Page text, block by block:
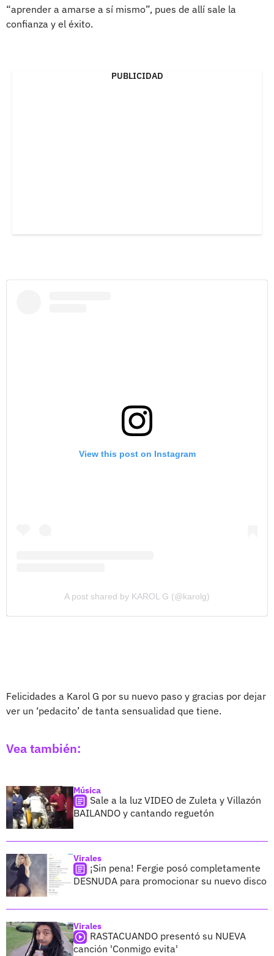
“aprender a amarse a sí mismo”, pues de allí sale la
confianza y el éxito.
PUBLICIDAD
View this post on Instagram
A post shared by KAROL G (@karolg)
Felicidades a Karol G por su nuevo paso y gracias por dejar
ver un ‘pedacito’ de tanta sensualidad que tiene.
Vea también:
Música
Sale a la luz VIDEO de Zuleta y Villazón
BAILANDO y cantando reguetón
Virales
¡Sin pena! Fergie posó completamente
DESNUDA para promocionar su nuevo disco
Virales
RASTACUANDO presentó su NUEVA
canción 'Conmigo evita'